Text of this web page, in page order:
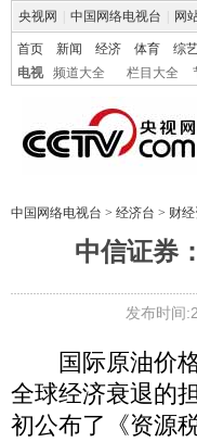
央视网 中国网络电视台 网
首页 新闻 经济 体育 综
电视
频道大全 栏目大全
中国网络电视台 > 经济台 > 财
中信证券
发布时间
国际原油价格
全球经济衰退的
初公布了《资源